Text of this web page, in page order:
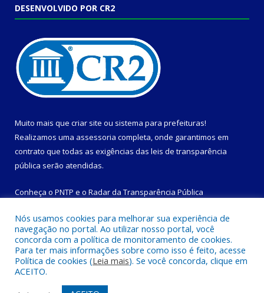
DESENVOLVIDO POR CR2
Muito mais que criar site ou sistema para prefeituras!
Realizamos uma assessoria completa, onde garantimos em
contrato que todas as exigências das leis de transparência
pública serão atendidas.
Conheça o PNTP e o Radar da Transparência Pública
Todos os direitos reservados a Prefeitura Municipal de
Magalhães Barata.
Nós usamos cookies para melhorar sua experiência de
navegação no portal. Ao utilizar nosso portal, você
concorda com a política de monitoramento de cookies.
Para ter mais informações sobre como isso é feito, acesse
Política de cookies (Leia mais). Se você concorda, clique em
ACEITO.